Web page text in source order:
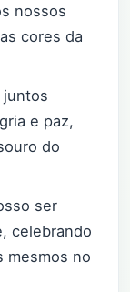
nossos
cores da
juntos
e paz,
do
ser
celebrando
mesmos no